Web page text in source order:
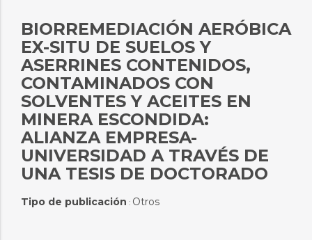
BIORREMEDIACIÓN AERÓBICA
EX-SITU DE SUELOS Y
ASERRINES CONTENIDOS,
CONTAMINADOS CON
SOLVENTES Y ACEITES EN
MINERA ESCONDIDA:
ALIANZA EMPRESA-
UNIVERSIDAD A TRAVÉS DE
UNA TESIS DE DOCTORADO
Tipo de publicación : Otros